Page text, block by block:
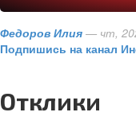
Федоров Илия — чт,
Подпишись на канал
Отклики